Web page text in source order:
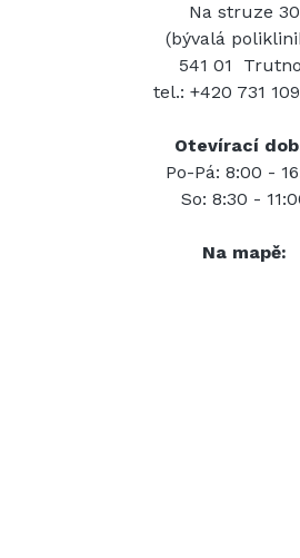
Na struze 30
(bývalá
541 01
tel.: +420 731
Otevírací
Po-Pá: 8:00 -
So: 8:30 -
Na mapě: